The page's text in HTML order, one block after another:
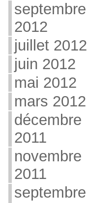
septembre
2012
juillet 2012
juin 2012
mai 2012
mars 2012
décembre
2011
novembre
2011
septembre